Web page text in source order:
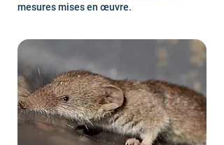
mesures mises en œuvre.